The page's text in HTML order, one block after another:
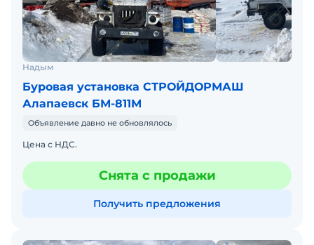
Надым
Буровая установка СТРОЙДОРМАШ
Алапаевск БМ-811М
Объявление давно не обновлялось
Цена с НДС.
Снята с продажи
Получить предложения